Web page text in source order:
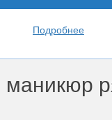
Подробнее
маникюр